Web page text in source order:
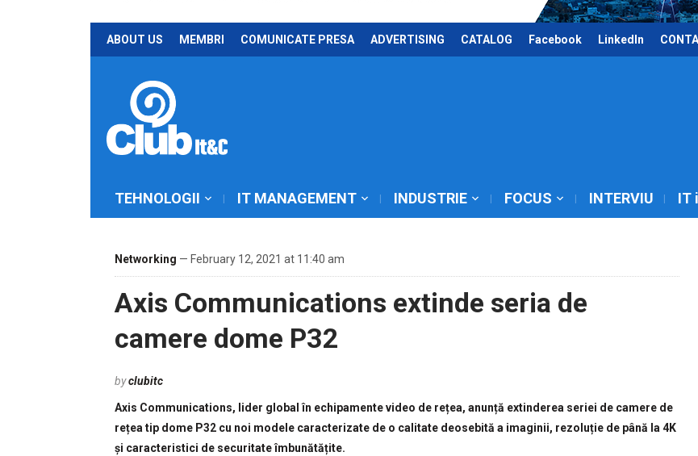
ABOUT US MEMBRI COMUNICATE PRESA ADVERTISING CATALOG Facebook LinkedIn
TEHNOLOGII IT MANAGEMENT INDUSTRIE FOCUS INTERVIU IT
Networking — February 12, 2021 at 11:40 am
Axis Communications extinde seria de
camere dome P32
byclubitc
Axis Communications, lider global în echipamente video de rețea, anunță extinderea seriei de camere de
rețea tip dome P32 cu noi modele caracterizate de o calitate deosebită a imaginii, rezoluție de până la 4K
și caracteristici de securitate îmbunătățite.